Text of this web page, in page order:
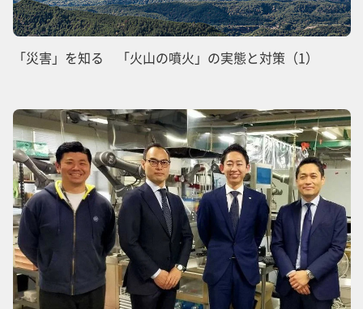
「災害」を知る 「火山の噴火」の実態と対策（1）